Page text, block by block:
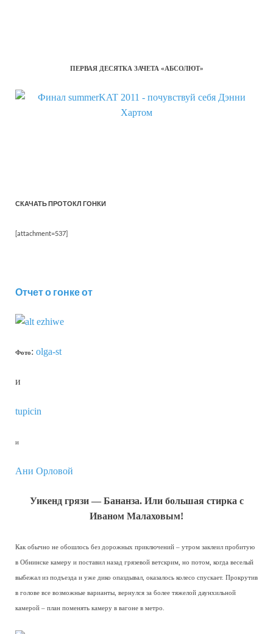
ПЕРВАЯ ДЕСЯТКА ЗАЧЕТА «АБСОЛЮТ»
СКАЧАТЬ ПРОТОКЛ ГОНКИ
[attachment=537]
Отчет о гонке от
ezhiwe
Фото: olga-st
и
tupicin
и
Ани Орловой
Уикенд грязи — Бананза. Или большая стирка с
Иваном Малаховым!
Как обычно не обошлось без дорожных приключений – утром заклеил пробитую
в Обнинске камеру и поставил назад грязевой ветскрим, но потом, когда веселый
выбежал из подъезда и уже дико опаздывал, оказалось колесо спускает. Прокрутив
в голове все возможные варианты, вернулся за более тяжелой даунхильной
камерой – план поменять камеру в вагоне в метро.